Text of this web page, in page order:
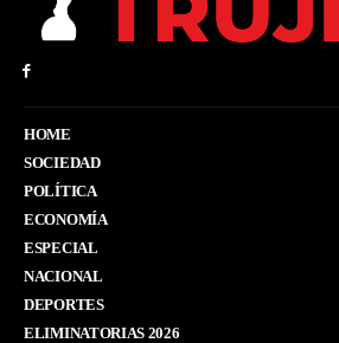
HOME
SOCIEDAD
POLÍTICA
ECONOMÍA
ESPECIAL
NACIONAL
DEPORTES
ELIMINATORIAS 2026